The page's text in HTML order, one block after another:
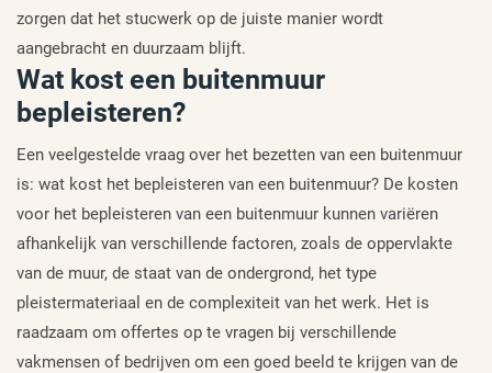
zorgen dat het stucwerk op de juiste manier wordt
aangebracht en duurzaam blijft.
Wat kost een buitenmuur
bepleisteren?
Een veelgestelde vraag over het bezetten van een buitenmuur
is: wat kost het bepleisteren van een buitenmuur? De kosten
voor het bepleisteren van een buitenmuur kunnen variëren
afhankelijk van verschillende factoren, zoals de oppervlakte
van de muur, de staat van de ondergrond, het type
pleistermateriaal en de complexiteit van het werk. Het is
raadzaam om offertes op te vragen bij verschillende
vakmensen of bedrijven om een goed beeld te krijgen van de